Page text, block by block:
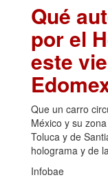
Qué
por el
este
Que un carro
México y su
Toluca y de
holograma y de
Infobae